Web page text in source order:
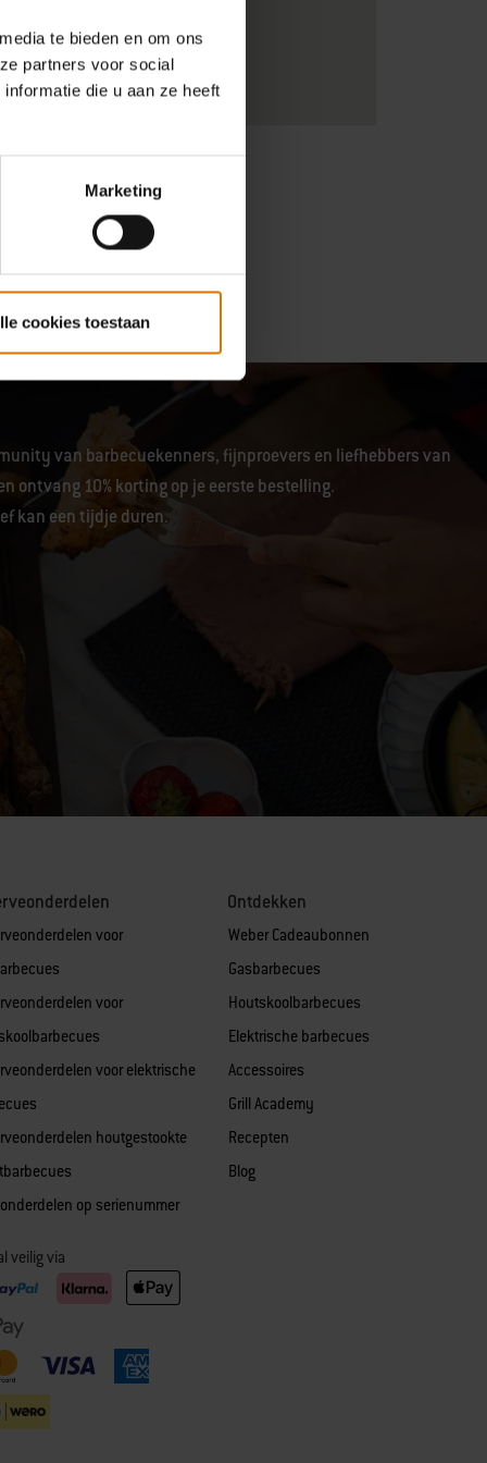
te bieden en om ons
partners voor social
die u aan ze heeft
Marketing
cookies toestaan
van barbecuekenners, fijnproevers en liefhebbers van
ontvang 10% korting op je eerste bestelling.
kan een tijdje duren.
voor
voor
voor elektrische
houtgestookte
op serienummer
veilig via
Ontdekken
Weber Cadeaubonnen
Gasbarbecues
Houtskoolbarbecues
Elektrische barbecues
Accessoires
Grill Academy
Recepten
Blog